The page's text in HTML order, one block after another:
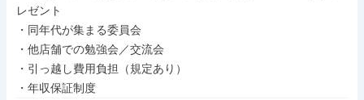
レゼント
・同年代が集まる委員会
・他店舗での勉強会／交流会
・引っ越し費用負担（規定あり）
・年収保証制度